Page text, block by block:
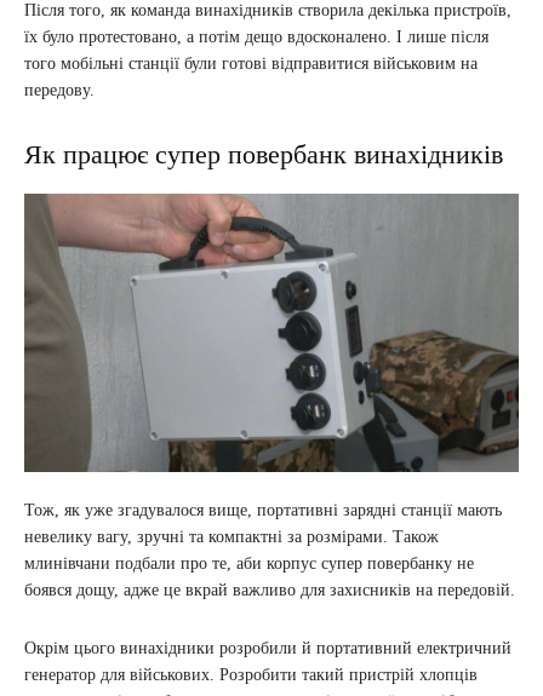
Після того, як команда винахідників створила декілька пристроїв,
їх було протестовано, а потім дещо вдосконалено. І лише після
того мобільні станції були готові відправитися військовим на
передову.
Як працює супер повербанк винахідників
Тож, як уже згадувалося вище, портативні зарядні станції мають
невелику вагу, зручні та компактні за розмірами. Також
млинівчани подбали про те, аби корпус супер повербанку не
боявся дощу, адже це вкрай важливо для захисників на передовій.
Окрім цього винахідники розробили й портативний електричний
генератор для військових. Розробити такий пристрій хлопців